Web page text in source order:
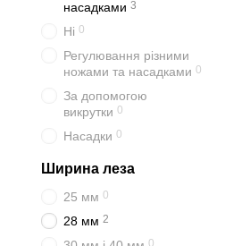
насадками 3
Ні 0
Регулювання різними
ножами та насадками 0
За допомогою
викрутки 0
Насадки 0
Ширина леза
25 мм 0
28 мм 2
0